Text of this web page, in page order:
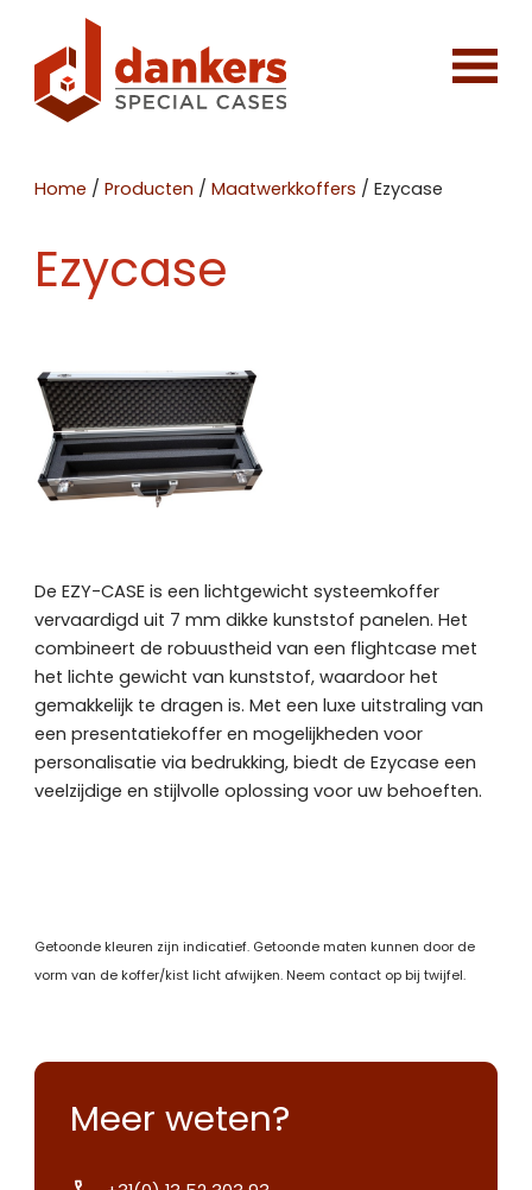
Home /Producten /Maatwerkkoffers /Ezycase
Ezycase
De EZY-CASE is een lichtgewicht systeemkoffer
vervaardigd uit 7 mm dikke kunststof panelen. Het
combineert de robuustheid van een flightcase met
het lichte gewicht van kunststof, waardoor het
gemakkelijk te dragen is. Met een luxe uitstraling van
een presentatiekoffer en mogelijkheden voor
personalisatie via bedrukking, biedt de Ezycase een
veelzijdige en stijlvolle oplossing voor uw behoeften.
Getoonde kleuren zijn indicatief. Getoonde maten kunnen door de
vorm van de koffer/kist licht afwijken. Neem contact op bij twijfel.
Meer weten?